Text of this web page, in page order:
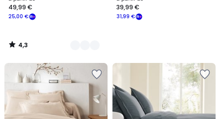
à
partir
49,99
€
notre
programme
pour
payer
25,00 €
49,99 €
4,3
/
31,99 €
39,99 €